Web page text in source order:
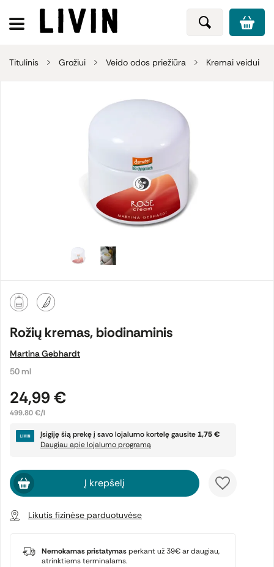
Titulinis Grožiui Veido odos priežiūra Kremai veidui
Rožių kremas, biodinaminis
Martina Gebhardt
50 ml
24,99 €
499.80 €/l
Įsigiję šią prekę į savo lojalumo kortelę gausite1,75 €
Daugiau apie lojalumo programą
Į krepšelį
Likutis fizinėse parduotuvėse
Nemokamas pristatymasperkant už 39€ ar daugiau,
atrinktiems terminalams.